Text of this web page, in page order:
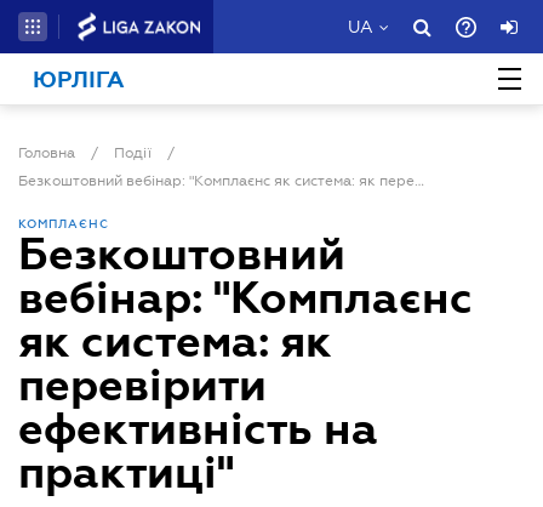
UA
ЮРЛІГА
Головна / Події
/
Безкоштовний вебінар: "Комплаєнс як система: як перевірити ефективність на практиці"
КОМПЛАЄНС
Безкоштовний
вебінар: "Комплаєнс
як система: як
перевірити
ефективність на
практиці"